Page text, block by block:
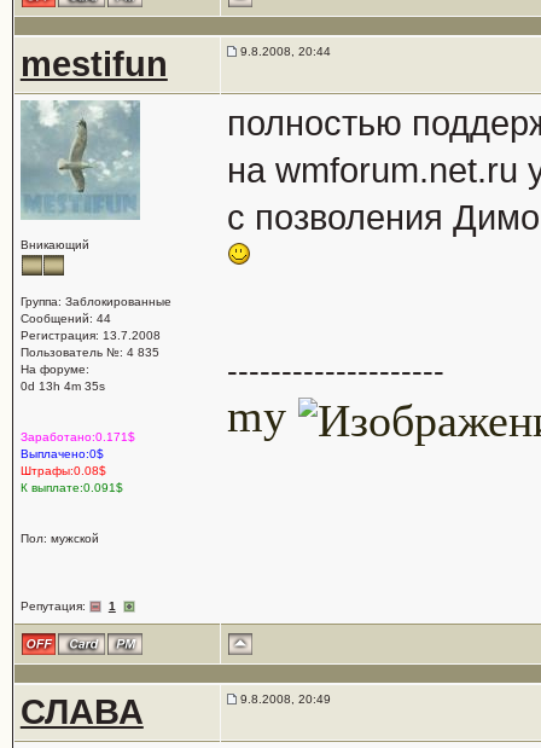
mestifun 9.8.2008, 20:44
Вникающий
Группа: Заблокированные
Сообщений: 44
Регистрация: 13.7.2008
Пользователь №: 4 835
На форуме:
0d 13h 4m 35s
Заработано:0.171$
Выплачено:0$
Штрафы:0.08$
К выплате:0.091$
Пол: мужской
Репутация: 1
полностью
на wmforum.net.ru
с позволения
--------------------
my
СЛАВА 9.8.2008, 20:49